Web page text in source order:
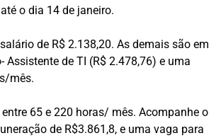
o dia 14 de janeiro.
de R$ 2.138,20. As demais são em
de TI (R$ 2.478,76) e uma
mês.
65 e 220 horas/ mês. Acompanhe o
de R$3.861,8, e uma vaga para